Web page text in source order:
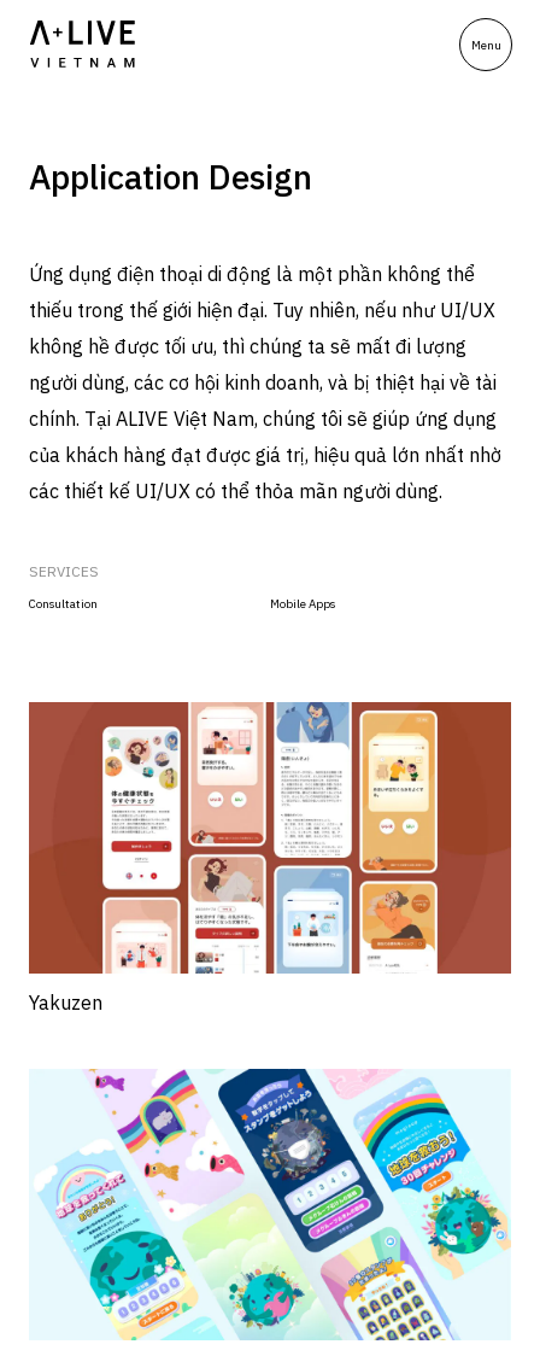
Application Design
Ứng dụng điện thoại di động là một phần không thể
thiếu trong thế giới hiện đại. Tuy nhiên, nếu như UI/UX
không hề được tối ưu, thì chúng ta sẽ mất đi lượng
người dùng, các cơ hội kinh doanh, và bị thiệt hại về tài
chính. Tại ALIVE Việt Nam, chúng tôi sẽ giúp ứng dụng
của khách hàng đạt được giá trị, hiệu quả lớn nhất nhờ
các thiết kế UI/UX có thể thỏa mãn người dùng.
SERVICES
Consultation Mobile Apps
Yakuzen